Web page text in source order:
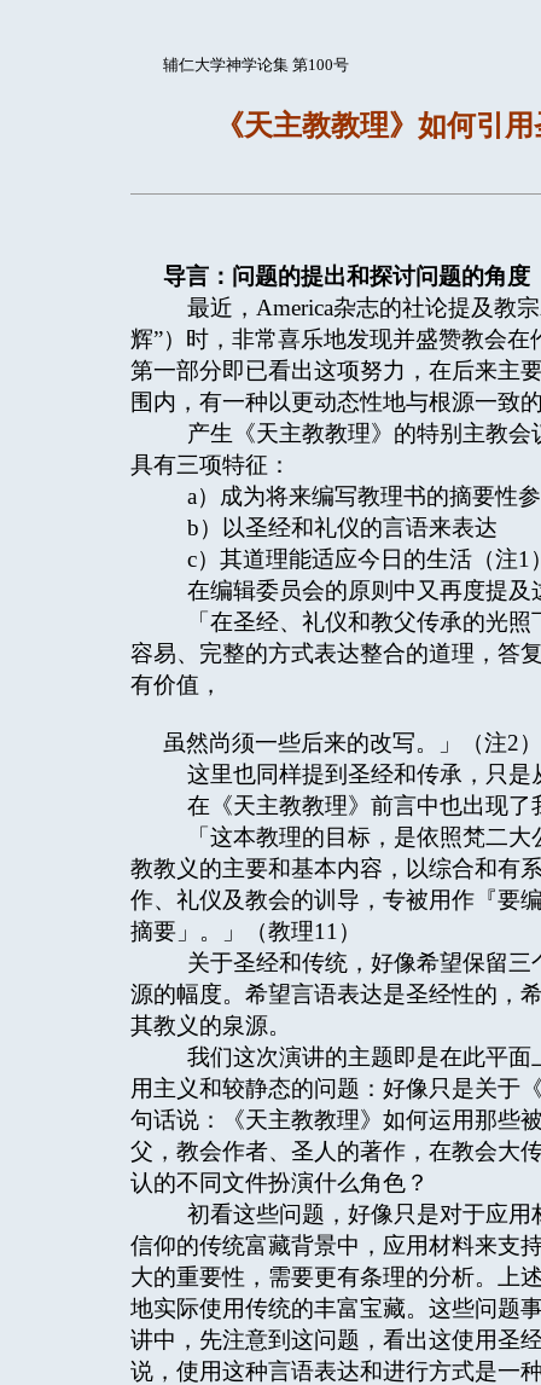
辅仁大学神学论集 第100号
《天主教教理》如何引
导言：问题的提出和探讨问题的角度
最近，America杂志的社论提及教
辉”）时，非常喜乐地发现并盛赞教会
第一部分即已看出这项努力，在后来主
围内，有一种以更动态性地与根源一致
产生《天主教教理》的特别主教会
具有三项特征：
a）成为将来编写教理书的摘要性
b）以圣经和礼仪的言语来表达
c）其道理能适应今日的生活（注1
在编辑委员会的原则中又再度提及
「在圣经、礼仪和教父传承的光照
容易、完整的方式表达整合的道理，答
有价值，
虽然尚须一些后来的改写。」（注2）
这里也同样提到圣经和传承，只是
在《天主教教理》前言中也出现了
「这本教理的目标，是依照梵二大
教教义的主要和基本内容，以综合和有
作、礼仪及教会的训导，专被用作『要
摘要」。」（教理11）
关于圣经和传统，好像希望保留三
源的幅度。希望言语表达是圣经性的，
其教义的泉源。
我们这次演讲的主题即是在此平面
用主义和较静态的问题：好像只是关于
句话说：《天主教教理》如何运用那些
父，教会作者、圣人的著作，在教会大
认的不同文件扮演什么角色？
初看这些问题，好像只是对于应用
信仰的传统富藏背景中，应用材料来支
大的重要性，需要更有条理的分析。上
地实际使用传统的丰富宝藏。这些问题
讲中，先注意到这问题，看出这使用圣
说，使用这种言语表达和进行方式是一